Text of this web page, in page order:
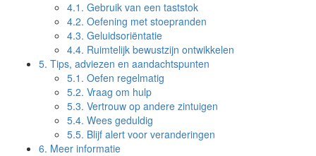
4.1. Gebruik van een taststok
4.2. Oefening met stoepranden
4.3. Geluidsoriëntatie
4.4. Ruimtelijk bewustzijn ontwikkelen
5. Tips, adviezen en aandachtspunten
5.1. Oefen regelmatig
5.2. Vraag om hulp
5.3. Vertrouw op andere zintuigen
5.4. Wees geduldig
5.5. Blijf alert voor veranderingen
6. Meer informatie